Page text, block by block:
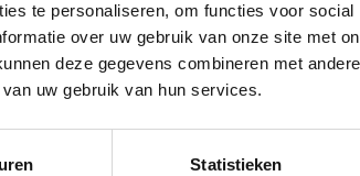
te personaliseren, om functies voor
over uw gebruik van onze site met
deze gegevens combineren met
uw gebruik van hun services.
Statistieken